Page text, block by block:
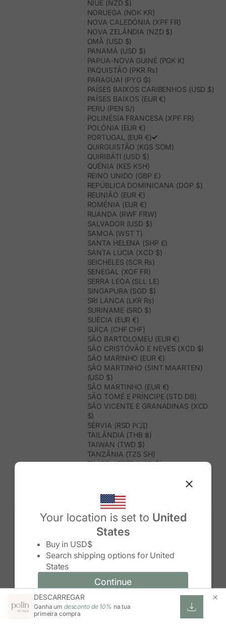
Your location is set to United
States
Buy in USD$
Search shipping options for United
States
Continue
Change country/region and language
Change country/region
Continue
NIUÊ (NZD $)
NORUEGA (NOK KR)
NOVA CALEDÓNIA (XPF FR)
NOVA ZELÂNDIA (NZD $)
OMÃ (USD $)
PANAMÁ (USD $)
PAPUA-NOVA GUINÉ (PGK K)
PAQUISTÃO (PKR ₨)
PARAGUAI (PYG ₲)
PAÍSES BAIXOS CARIBENHOS (USD $)
PAÍSES BAIXOS (EUR €)
PERU (PEN S/)
POLINÉSIA FRANCESA (XPF FR)
POLÓNIA (EUR €)
PORTUGAL (EUR €)
QUIRGUISTÃO (KGS SOM)
QUIRIBÁTI (USD $)
QUÉNIA (KES KSH)
REINO UNIDO (GBP £)
REPÚBLICA DOMINICANA (DOP $)
REUNIÃO (EUR €)
ROMÉNIA (EUR €)
RUANDA (RWF FRW)
SALVADOR (USD $)
SAMOA (WST T)
SANTA HELENA (SHP £)
SANTA LÚCIA (XCD $)
SEICHELES (SCR ₨)
SENEGAL (XOF FR)
SERRA LEOA (SLL LE)
SINGAPURA (SGD $)
SRI LANCA (LKR ₨)
SURINAME (SRD $)
SUÉCIA (EUR €)
SUÍÇA (CHF CHF)
SÃO BARTOLOMEU (EUR €)
SÃO CRISTÓVÃO E NEVES (XCD $)
SÃO MARINHO (EUR €)
SÃO MARTINHO (SINT MAARTEN)
(USD $)
SÃO MARTINHO (EUR €)
SÃO TOMÉ E PRÍNCIPE (STD DB)
SÃO VICENTE E GRANADINAS (XCD
$)
SÉRVIA (RSD РСД)
TAILÂNDIA (THB ฿)
TAIWAN (TWD $)
TANZÂNIA (TZS SH)
TIMOR-LESTE (USD $)
TRINDADE E TOBAGO (TTD $)
TUNÍSIA (USD $)
TURQUEMENISTÃO (USD $)
TURQUIA (TRY ₺)
TUVALU (AUD $)
UGANDA (UGX USH)
URUGUAI (UYU $U)
USBEQUISTÃO (UZS SO'M)
VENEZUELA (USD $)
VIETNAME (VND ₫)
WALLIS E FUTUNA (XPF FR)
ZIMBABUÉ (USD $)
DESCARREGAR
Ganha um desconto de 10% na tua
primeira compra